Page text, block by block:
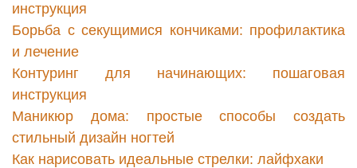
инструкция
Борьба с секущимися кончиками: профилактика
и лечение
Контуринг для начинающих: пошаговая
инструкция
Маникюр дома: простые способы создать
стильный дизайн ногтей
Как нарисовать идеальные стрелки: лайфхаки